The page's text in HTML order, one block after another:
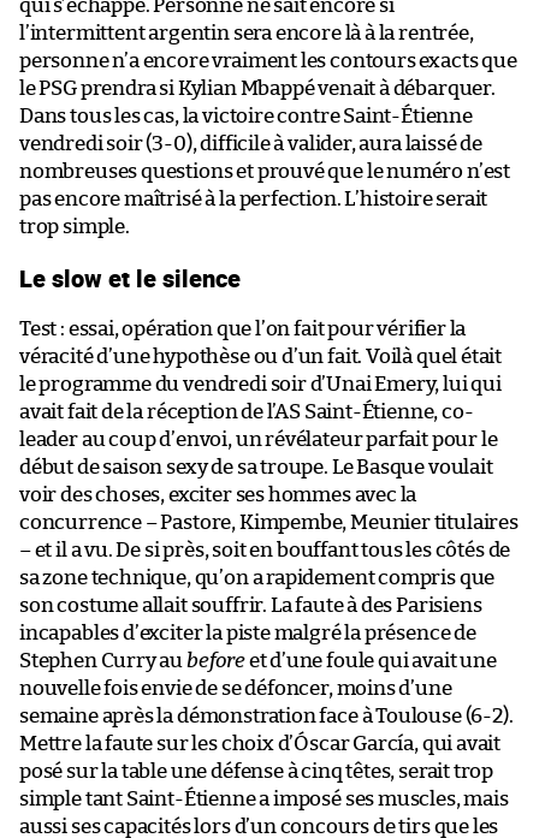
qui s’échappe. Personne ne sait encore si
l’intermittent argentin sera encore là à la rentrée,
personne n’a encore vraiment les contours exacts que
le PSG prendra si Kylian Mbappé venait à débarquer.
Dans tous les cas, la victoire contre Saint-Étienne
vendredi soir (3-0), difficile à valider, aura laissé de
nombreuses questions et prouvé que le numéro n’est
pas encore maîtrisé à la perfection. L’histoire serait
trop simple.
Le slow et le silence
Test : essai, opération que l’on fait pour vérifier la
véracité d’une hypothèse ou d’un fait. Voilà quel était
le programme du vendredi soir d’Unai Emery, lui qui
avait fait de la réception de l’AS Saint-Étienne, co-
leader au coup d’envoi, un révélateur parfait pour le
début de saison sexy de sa troupe. Le Basque voulait
voir des choses, exciter ses hommes avec la
concurrence – Pastore, Kimpembe, Meunier titulaires
– et il a vu. De si près, soit en bouffant tous les côtés de
sa zone technique, qu’on a rapidement compris que
son costume allait souffrir. La faute à des Parisiens
incapables d’exciter la piste malgré la présence de
Stephen Curry au beforeet d’une foule qui avait une
nouvelle fois envie de se défoncer, moins d’une
semaine après la démonstration face à Toulouse (6-2).
Mettre la faute sur les choix d’Óscar García, qui avait
posé sur la table une défense à cinq têtes, serait trop
simple tant Saint-Étienne a imposé ses muscles, mais
aussi ses capacités lors d’un concours de tirs que les